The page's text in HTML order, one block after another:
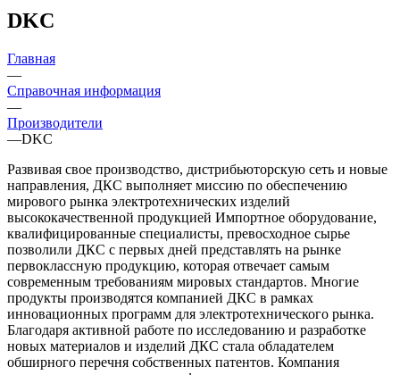
DKC
Главная
—
Справочная информация
—
Производители
—DKC
Развивая свое производство, дистрибьюторскую сеть и новые
направления, ДКС выполняет миссию по обеспечению
мирового рынка электротехнических изделий
высококачественной продукцией Импортное оборудование,
квалифицированные специалисты, превосходное сырье
позволили ДКС с первых дней представлять на рынке
первоклассную продукцию, которая отвечает самым
современным требованиям мировых стандартов. Многие
продукты производятся компанией ДКС в рамках
инновационных программ для электротехнического рынка.
Благодаря активной работе по исследованию и разработке
новых материалов и изделий ДКС стала обладателем
обширного перечня собственных патентов. Компания